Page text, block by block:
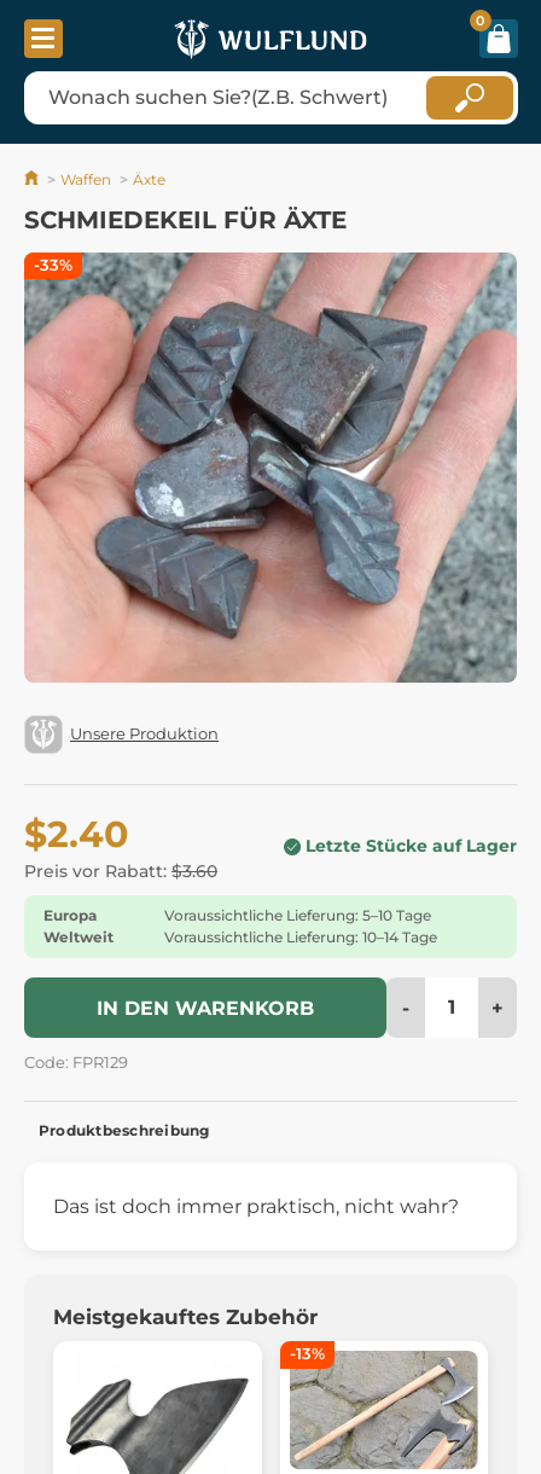
0
Waffen Äxte
SCHMIEDEKEIL FÜR ÄXTE
Unsere Produktion
$2.40
Preis vor Rabatt: $3.60
Letzte Stücke auf Lager
Europa
Voraussichtliche Lieferung: 5–10 Tage
Weltweit
Voraussichtliche Lieferung: 10–14 Tage
IN DEN WARENKORB - +
Code: FPR129
-33%
Produktbeschreibung
Das ist doch immer praktisch, nicht wahr?
Meistgekauftes Zubehör
-13%